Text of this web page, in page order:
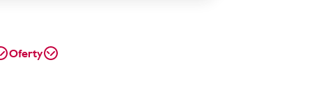
Oferty